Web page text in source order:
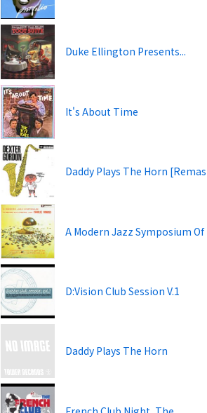
Duke Ellington Presents...
It's About Time
Daddy Plays The Horn
A Modern Jazz Symposium
D:Vision Club Session V.1
Daddy Plays The Horn